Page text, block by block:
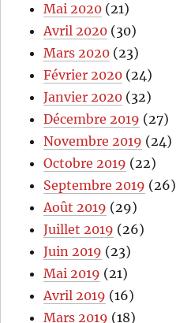
Mai 2020 (21)
Avril 2020 (30)
Mars 2020 (23)
Février 2020 (24)
Janvier 2020 (32)
Décembre 2019 (27)
Novembre 2019 (24)
Octobre 2019 (22)
Septembre 2019 (26)
Août 2019 (29)
Juillet 2019 (26)
Juin 2019 (23)
Mai 2019 (21)
Avril 2019 (16)
Mars 2019 (18)